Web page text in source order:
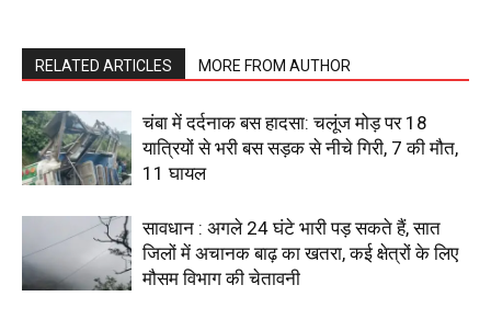
About
Contact us
Subscription Plans
My account
RELATED ARTICLES MORE FROM AUTHOR
चंबा में दर्दनाक बस हादसा: चलूंज मोड़ पर 18
यात्रियों से भरी बस सड़क से नीचे गिरी, 7 की मौत,
11 घायल
सावधान : अगले 24 घंटे भारी पड़ सकते हैं, सात
जिलों में अचानक बाढ़ का खतरा, कई क्षेत्रों के लिए
मौसम विभाग की चेतावनी